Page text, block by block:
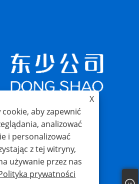
X
aby zapewnić
analizować
i personalizować
z tej witryny,
używanie przez nas
prywatności